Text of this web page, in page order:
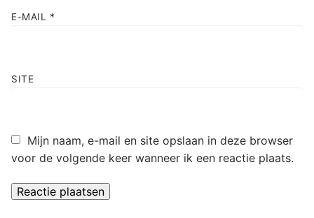
E-MAIL *
SITE
Mijn naam, e-mail en site opslaan in deze browser
voor de volgende keer wanneer ik een reactie plaats.